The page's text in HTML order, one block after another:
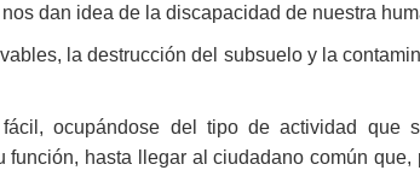
dan idea de la discapacidad de nuestra
la destrucción del subsuelo y la
ocupándose del tipo de actividad que
hasta llegar al ciudadano común que,